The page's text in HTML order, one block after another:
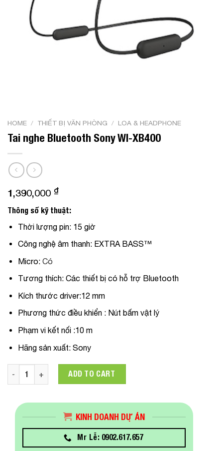
HOME / THIẾT BỊ VĂN PHÒNG / LOA & HEADPHONE
Tai nghe Bluetooth Sony WI-XB400
1,390,000 ₫
Thông số kỹ thuật:
Thời lượng pin: 15 giờ
Công nghệ âm thanh: EXTRA BASS™
Micro: Có
Tương thích: Các thiết bị có hỗ trợ Bluetooth
Kích thước driver:12 mm
Phương thức điều khiển : Nút bấm vật lý
Phạm vi kết nối :10 m
Hãng sản xuất: Sony
Tai nghe Bluetooth Sony WI-XB400 quantity
ADD TO CART
KINH DOANH DỰ ÁN
Mr Lễ: 0902.617.657